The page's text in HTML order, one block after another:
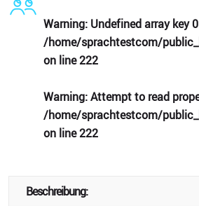
Warning: Undefined array key
/home/sprachtestcom/
on line222
Warning: Attempt to read
/home/sprachtestcom/
on line222
Beschreibung: